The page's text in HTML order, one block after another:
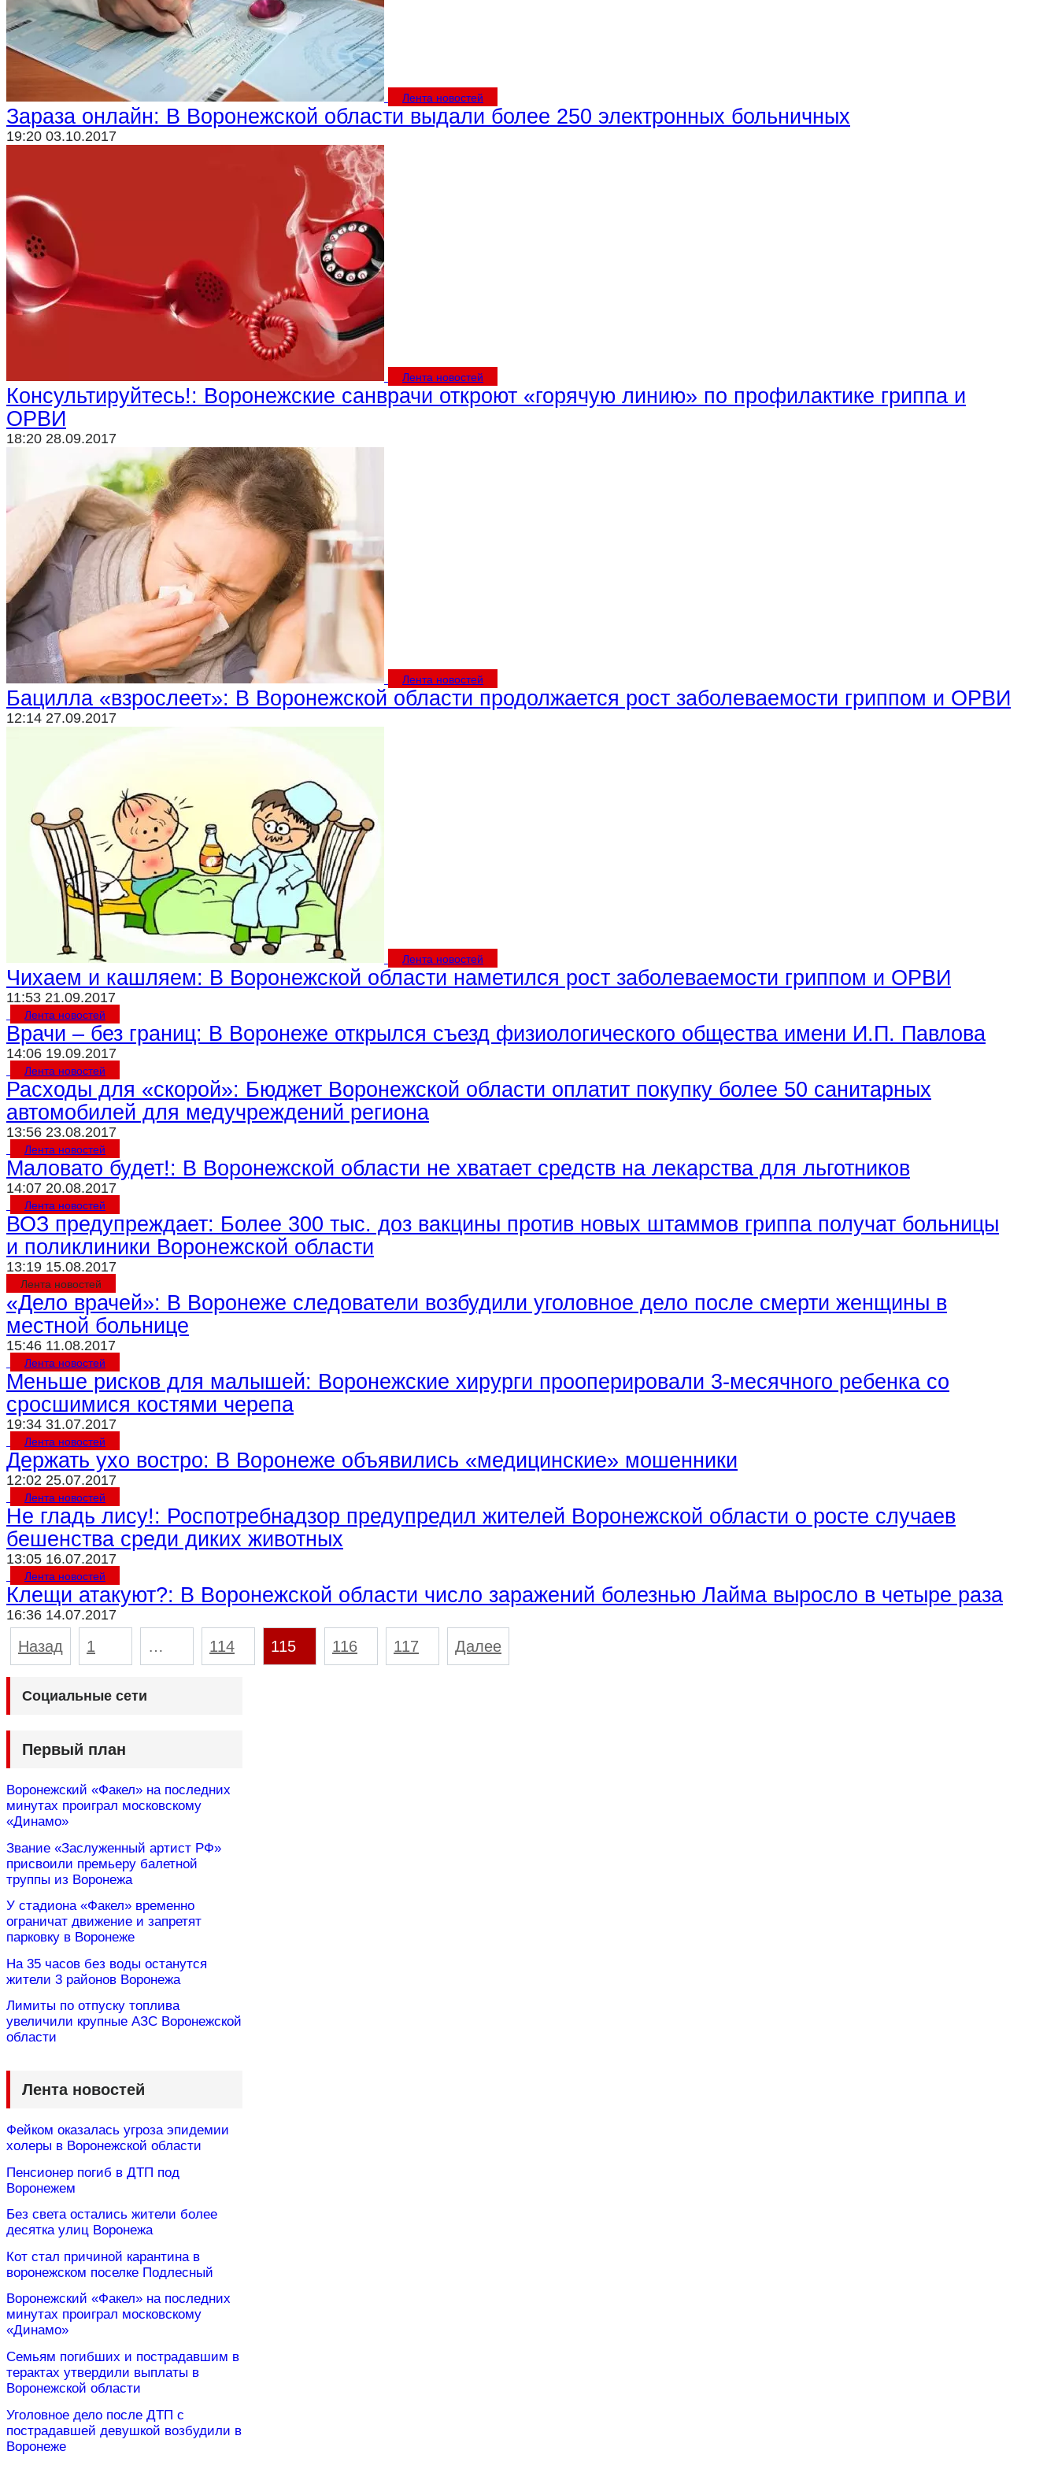
Криминал
Спорт
Черноземье
Россия
Лента новостей
Зараза онлайн: В Воронежской области выдали более 250 электронных больничных
19:20 03.10.2017
Лента новостей
Консультируйтесь!: Воронежские санврачи откроют «горячую линию» по профилактике гриппа и
ОРВИ
18:20 28.09.2017
Лента новостей
Бацилла «взрослеет»: В Воронежской области продолжается рост заболеваемости гриппом и ОРВИ
12:14 27.09.2017
Лента новостей
Чихаем и кашляем: В Воронежской области наметился рост заболеваемости гриппом и ОРВИ
11:53 21.09.2017
Лента новостей
Врачи – без границ: В Воронеже открылся съезд физиологического общества имени И.П. Павлова
14:06 19.09.2017
Лента новостей
Расходы для «скорой»: Бюджет Воронежской области оплатит покупку более 50 санитарных
автомобилей для медучреждений региона
13:56 23.08.2017
Лента новостей
Маловато будет!: В Воронежской области не хватает средств на лекарства для льготников
14:07 20.08.2017
Лента новостей
ВОЗ предупреждает: Более 300 тыс. доз вакцины против новых штаммов гриппа получат больницы
и поликлиники Воронежской области
13:19 15.08.2017
Лента новостей
«Дело врачей»: В Воронеже следователи возбудили уголовное дело после смерти женщины в
местной больнице
15:46 11.08.2017
Лента новостей
Меньше рисков для малышей: Воронежские хирурги прооперировали 3-месячного ребенка со
сросшимися костями черепа
19:34 31.07.2017
Лента новостей
Держать ухо востро: В Воронеже объявились «медицинские» мошенники
12:02 25.07.2017
Лента новостей
Не гладь лису!: Роспотребнадзор предупредил жителей Воронежской области о росте случаев
бешенства среди диких животных
13:05 16.07.2017
Лента новостей
Клещи атакуют?: В Воронежской области число заражений болезнью Лайма выросло в четыре раза
16:36 14.07.2017
Пагинация
записей
Назад 1 … 114 115 116 117 Далее
Социальные сети
Первый план
Воронежский «Факел» на последних
минутах проиграл московскому
«Динамо»
Звание «Заслуженный артист РФ»
присвоили премьеру балетной
труппы из Воронежа
У стадиона «Факел» временно
ограничат движение и запретят
парковку в Воронеже
На 35 часов без воды останутся
жители 3 районов Воронежа
Лимиты по отпуску топлива
увеличили крупные АЗС Воронежской
области
Лента новостей
Фейком оказалась угроза эпидемии
холеры в Воронежской области
Пенсионер погиб в ДТП под
Воронежем
Без света остались жители более
десятка улиц Воронежа
Кот стал причиной карантина в
воронежском поселке Подлесный
Воронежский «Факел» на последних
минутах проиграл московскому
«Динамо»
Семьям погибших и пострадавшим в
терактах утвердили выплаты в
Воронежской области
Уголовное дело после ДТП с
пострадавшей девушкой возбудили в
Воронеже